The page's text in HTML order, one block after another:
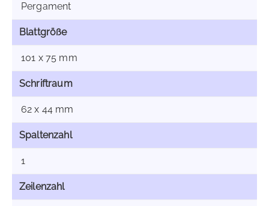
Pergament
Blattgröße
101 x 75 mm
Schriftraum
62 x 44 mm
Spaltenzahl
1
Zeilenzahl